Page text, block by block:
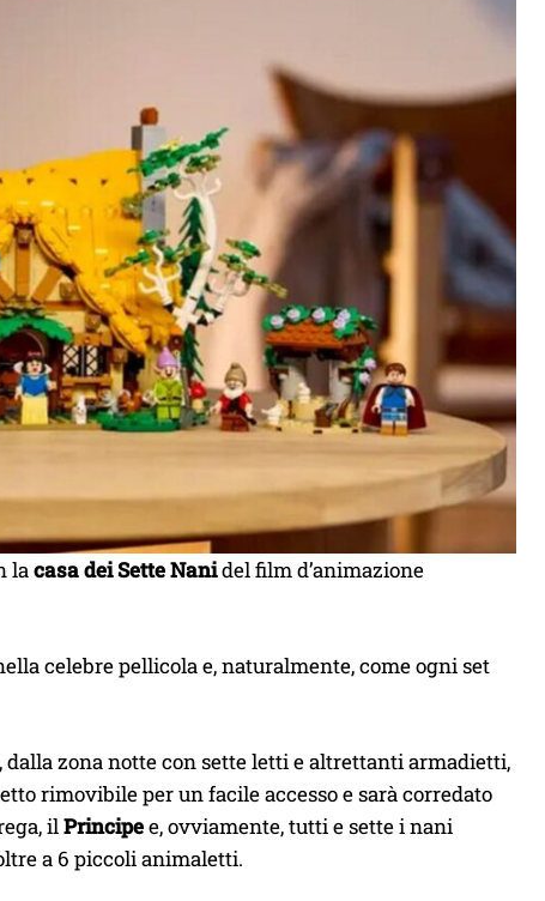
lacasa dei Sette Nanidel film d’animazione
celebre pellicola e, naturalmente, come ogni set
dalla zona notte con sette letti e altrettanti armadietti,
rimovibile per un facile accesso e sarà corredato
ilPrincipee, ovviamente, tutti e sette i nani
a 6 piccoli animaletti.